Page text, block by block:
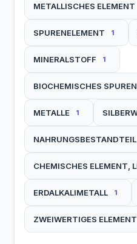
METALLISCHES ELEMENT
SPURENELEMENT 1
MINERALSTOFF 1
BIOCHEMISCHES
METALLE 1
NAHRUNGSBESTANDTEIL
CHEMISCHES ELEMENT,
ERDALKALIMETALL 1
ZWEIWERTIGES ELEMENT